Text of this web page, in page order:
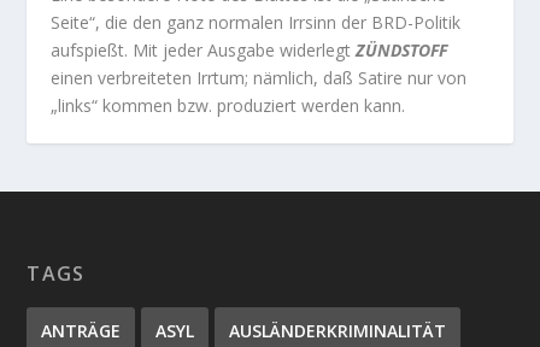
Seite“, die den ganz normalen Irrsinn der BRD-Politik
aufspießt. Mit jeder Ausgabe widerlegtZÜNDSTOFF
einen verbreiteten Irrtum; nämlich, daß Satire nur von
„links“ kommen bzw. produziert werden kann.
TAGS
ANTRÄGE ASYL AUSLÄNDERKRIMINALITÄT